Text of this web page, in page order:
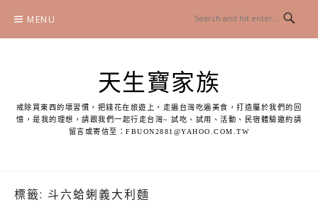
content
MENU
天生寶家族
戒除買東西的壞習慣，把錢花在旅遊上，走遍台灣吃遍美食，打造屬於我們的回
憶，是我的理想，請跟我們一起行走台灣~ 試吃、試用、活動、民宿體驗邀約請
留言或寄信至：FBUON2881@YAHOO.COM.TW
標籤: 斗六蛤蜊義大利麵